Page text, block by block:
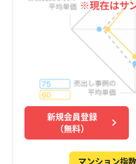
新規会員登録
（無料）
マンション指